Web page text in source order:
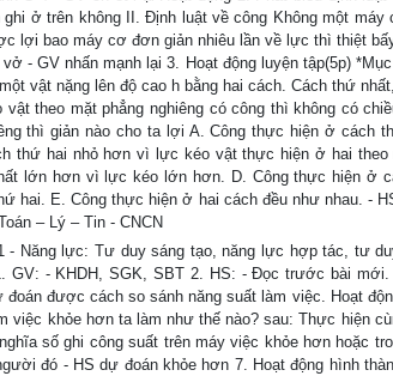
ở trên không II. Định luật về công Không một
lợi bao máy cơ đơn giản nhiêu lần về lực thì thiệt
- GV nhấn mạnh lại 3. Hoạt động luyện tập(5p)
vật nặng lên độ cao h bằng hai cách. Cách thứ
theo mặt phẳng nghiêng có công thì không có
thì giản nào cho ta lợi A. Công thực hiện ở cách
thứ hai nhỏ hơn vì lực kéo vật thực hiện ở hai theo
lớn hơn vì lực kéo lớn hơn. D. Công thực hiện ở
hai. E. Công thực hiện ở hai cách đều như nhau. -
– Lý – Tin - CNCN
- Năng lực: Tư duy sáng tạo, năng lực hợp tác, tư
- KHDH, SGK, SBT 2. HS: - Đọc trước bài
được cách so sánh năng suất làm việc. Hoạt
việc khỏe hơn ta làm như thế nào? sau: Thực hiện
số ghi công suất trên máy việc khỏe hơn hoặc
đó - HS dự đoán khỏe hơn 7. Hoạt động hình